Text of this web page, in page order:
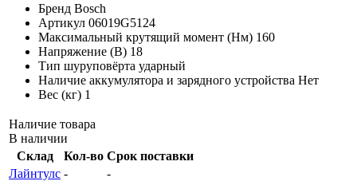
Бренд Bosch
Артикул 06019G5124
Максимальный крутящий момент (Нм) 160
Напряжение (В) 18
Тип шуруповёрта ударный
Наличие аккумулятора и зарядного устройства Нет
Вес (кг) 1
Наличие товара
В наличии
Склад
Кол-во Срок поставки
Лайнтулс -
-